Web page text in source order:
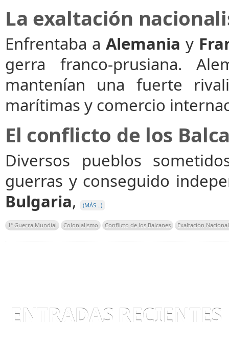
La exaltación
Enfrentaba a Alemania y
gerra franco-prusiana.
mantenían una fuerte
marítimas y comercio
El conflicto de los
Diversos pueblos
guerras y conseguido
Bulgaria, (MÁS…)
1ª Guerra Mundial Colonialismo Conflicto de los Balcanes Exaltación
ENTRADAS RECIENTES